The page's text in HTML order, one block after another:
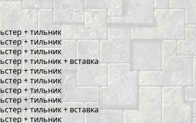
+ тильник
+ тильник
+ тильник
+ тильник + вставка
+ тильник
+ тильник
+ тильник
+ тильник
+ тильник + вставка
+ тильник